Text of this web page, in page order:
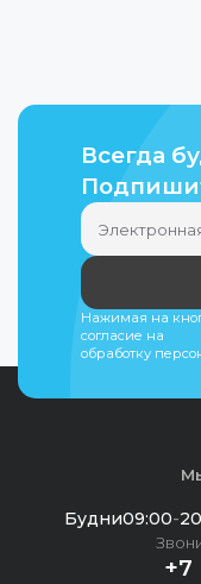
Всегда
Нажимая на
согласие на
обработку
Будни09:00-
+7